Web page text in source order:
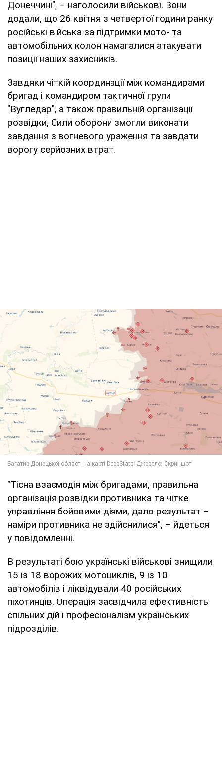
Донеччині", – наголосили військові. Вони
додали, що 26 квітня з четвертої години ранку
російські війська за підтримки мото- та
автомобільних колон намагалися атакувати
позиції наших захисників.
Завдяки чіткій координації між командирами
бригад і командиром тактичної групи
"Вугледар", а також правильній організації
розвідки, Сили оборони змогли виконати
завдання з вогневого ураження та завдати
ворогу серйозних втрат.
"Тісна взаємодія між бригадами, правильна
організація розвідки противника та чітке
управління бойовими діями, дало результат –
наміри противника не здійснилися", – йдеться
у повідомленні.
В результаті бою українські військові знищили
15 із 18 ворожих мотоциклів, 9 із 10
автомобілів і ліквідували 40 російських
піхотинців. Операція засвідчила ефективність
спільних дій і професіоналізм українських
підрозділів.